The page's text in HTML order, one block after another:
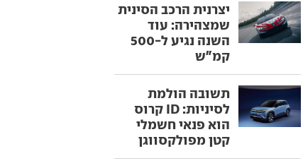
יצרנית הרכב הסינית
שמצהירה: עוד
השנה נגיע ל-500
קמ"ש
תשובה הולמת
לסיניות: ID קרוס
הוא פנאי חשמלי
קטן מפולקסווגן